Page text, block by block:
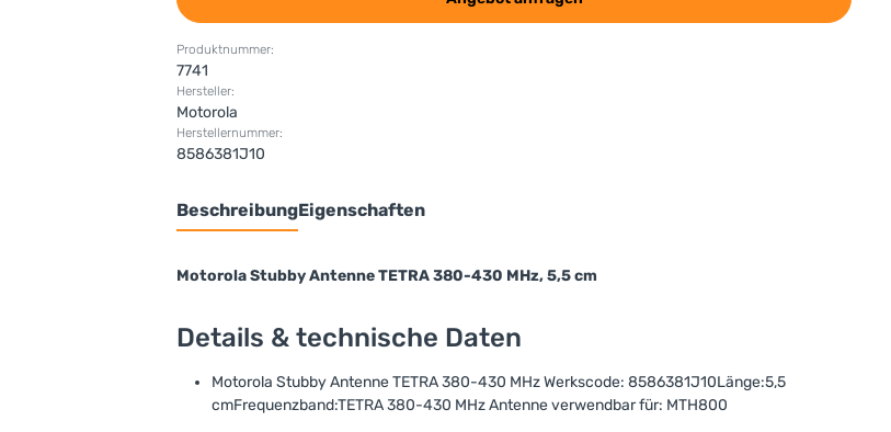
Produktnummer:
7741
Hersteller:
Motorola
Herstellernummer:
8586381J10
BeschreibungEigenschaften
Motorola Stubby Antenne TETRA 380-430 MHz, 5,5 cm
Details & technische Daten
Motorola Stubby Antenne TETRA 380-430 MHz Werkscode: 8586381J10Länge:5,5
cmFrequenzband:TETRA 380-430 MHz Antenne verwendbar für: MTH800